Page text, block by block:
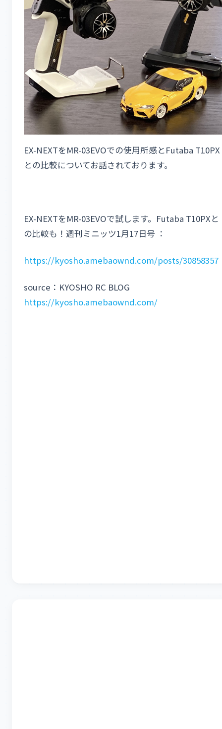
EX-NEXTをMR-03EVOでの使用所感とFutaba T10PX
との比較についてお話されております。
EX-NEXTをMR-03EVOで試します。Futaba T10PXと
の比較も！週刊ミニッツ1月17日号 ：
https://kyosho.amebaownd.com/posts/30858357
source：KYOSHO RC BLOG
https://kyosho.amebaownd.com/